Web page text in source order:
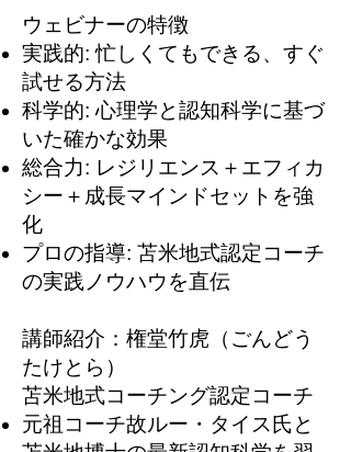
ウェビナーの特徴
実践的: 忙しくてもできる、すぐ
試せる方法
科学的: 心理学と認知科学に基づ
いた確かな効果
総合力: レジリエンス＋エフィカ
シー＋成長マインドセットを強
化
プロの指導: 苫米地式認定コーチ
の実践ノウハウを直伝
講師紹介：権堂竹虎（ごんどう
たけとら）
苫米地式コーチング認定コーチ
元祖コーチ故ルー・タイス氏と